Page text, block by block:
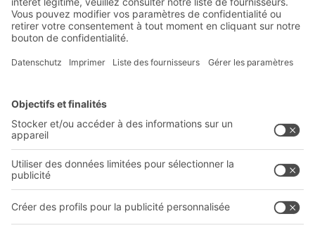
S'inscrire à la newsletter
Solutions intralogistiques
Bacs en matière plastique
Systèmes de rayonnages
Systèmes de transport interne
Formulaire de contact
Entreprise Follow us